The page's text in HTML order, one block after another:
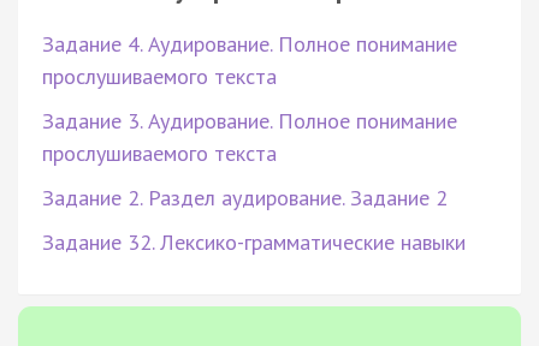
Задание 4. Аудирование. Полное понимание
прослушиваемого текста
Задание 3. Аудирование. Полное понимание
прослушиваемого текста
Задание 2. Раздел аудирование. Задание 2
Задание 32. Лексико-грамматические навыки